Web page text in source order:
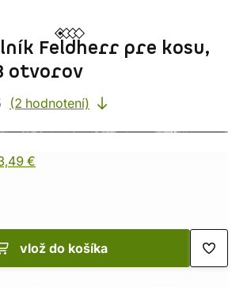
Feldherr pre kosu,
otvorov
(2 hodnotení)
€
vlož do košíka